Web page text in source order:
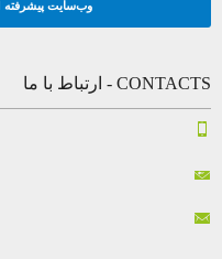
وب‌سایت پیشرفته
CONTACTS - ارتباط با ما